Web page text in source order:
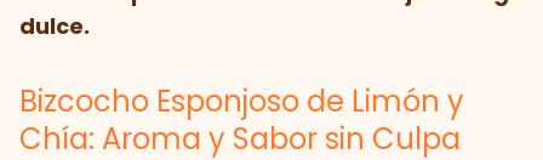
dulce.
Bizcocho Esponjoso de Limón y
Chía: Aroma y Sabor sin Culpa